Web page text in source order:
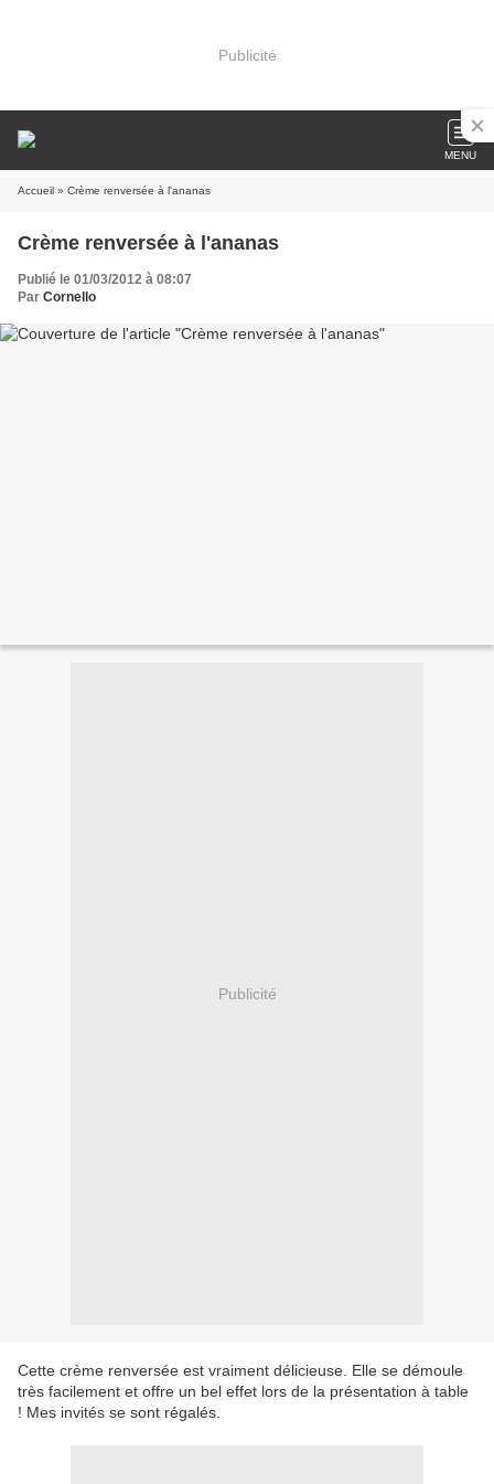
Publicité
MENU
Accueil » Crème renversée à l'ananas
Crème renversée à l'ananas
Publié le 01/03/2012 à 08:07
Par Cornello
Publicité
Cette crème renversée est vraiment délicieuse. Elle se démoule
très facilement et offre un bel effet lors de la présentation à table
! Mes invités se sont régalés.